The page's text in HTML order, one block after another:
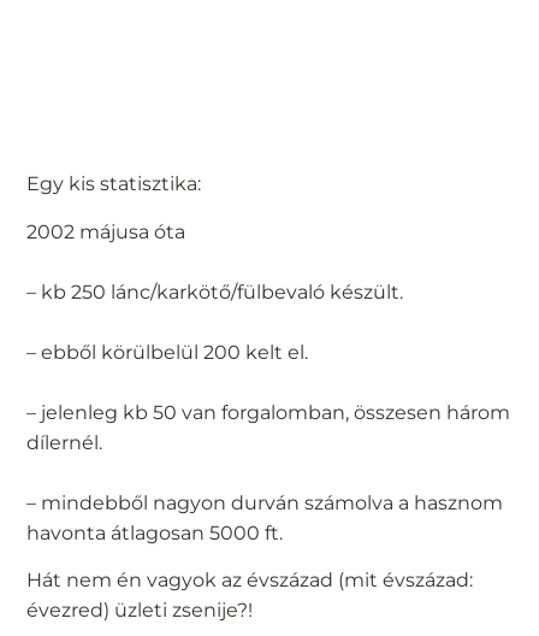
Egy kis statisztika:
2002 májusa óta
– kb 250 lánc/karkötő/fülbevaló készült.
– ebből körülbelül 200 kelt el.
– jelenleg kb 50 van forgalomban, összesen három
dílernél.
– mindebből nagyon durván számolva a hasznom
havonta átlagosan 5000 ft.
Hát nem én vagyok az évszázad (mit évszázad:
évezred) üzleti zsenije?!